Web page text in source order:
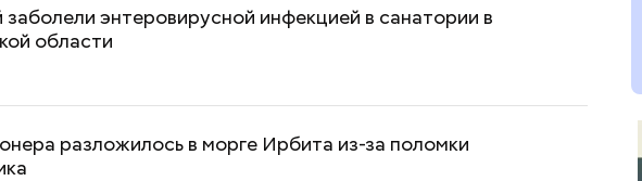
энтеровирусной инфекцией в санатории в
области
разложилось в морге Ирбита из-за поломки
претендовать и какие нужны